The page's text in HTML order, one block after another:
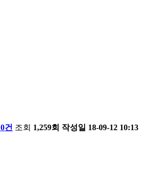
0건 조회 1,259회 작성일 18-09-12 10:13